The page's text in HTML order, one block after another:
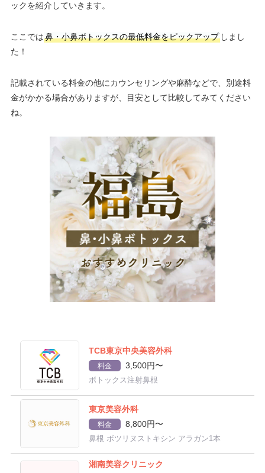
ックを紹介していきます。
ここでは鼻・小鼻ボトックスの最低料金をピックアップしまし
た！
記載されている料金の他にカウンセリングや麻酔などで、別途料
金がかかる場合がありますが、目安として比較してみてください
ね。
TCB東京中央美容外科
料金 3,500円〜
ボトックス注射鼻根
東京美容外科
料金 8,800円〜
鼻根 ボツリヌストキシン アラガン1本
湘南美容クリニック